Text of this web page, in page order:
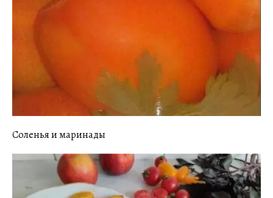
Соленья и маринады